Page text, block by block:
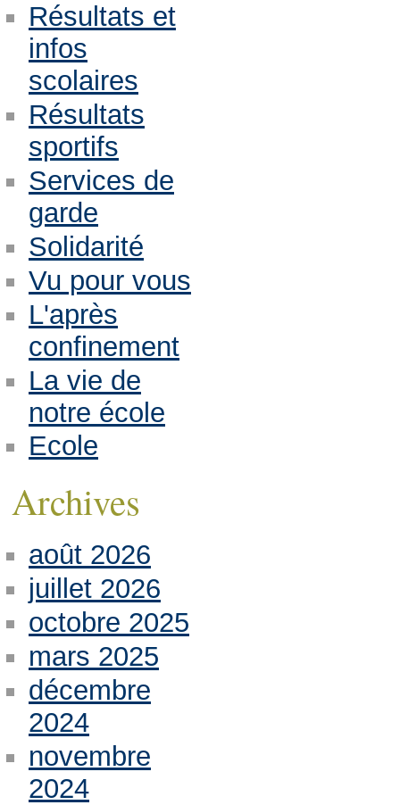
Résultats et
infos
scolaires
Résultats
sportifs
Services de
garde
Solidarité
Vu pour vous
L'après
confinement
La vie de
notre école
Ecole
Archives
août 2026
juillet 2026
octobre 2025
mars 2025
décembre
2024
novembre
2024